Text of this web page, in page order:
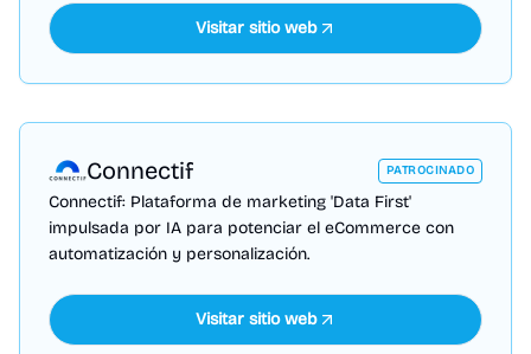
Visitar sitio web
Connectif PATROCINADO
Connectif: Plataforma de marketing 'Data First'
impulsada por IA para potenciar el eCommerce con
automatización y personalización.
Visitar sitio web